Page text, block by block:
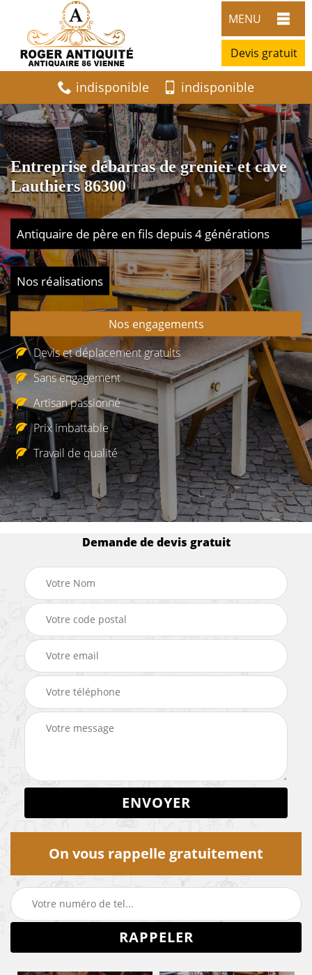
MENU
Devis gratuit
indisponible indisponible
Entreprise débarras de grenier et cave
Lauthiers 86300
Antiquaire de père en fils depuis 4 générations
Nos réalisations
Nos engagements
Devis et déplacement gratuits
Sans engagement
Artisan passionné
Prix imbattable
Travail de qualité
Demande de devis gratuit
On vous rappelle gratuitement